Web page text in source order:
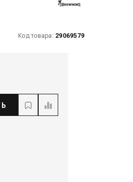
Код товара: 29069579